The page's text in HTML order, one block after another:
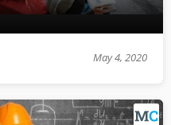
May 4, 2020